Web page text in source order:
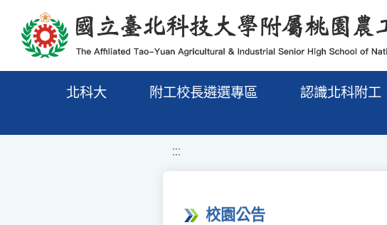
移至網頁之主要內容區位置
北科大 附工校長遴選專區 認識北科附工
:::
校園公告